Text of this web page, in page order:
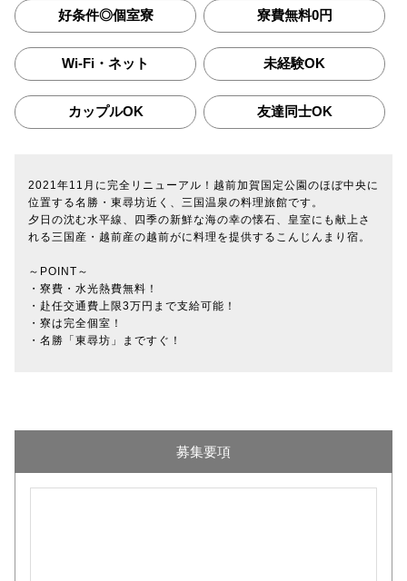
好条件◎個室寮 寮費無料0円
Wi-Fi・ネット 未経験OK
カップルOK 友達同士OK
2021年11月に完全リニューアル！越前加賀国定公園のほぼ中央に
位置する名勝・東尋坊近く、三国温泉の料理旅館です。
夕日の沈む水平線、四季の新鮮な海の幸の懐石、皇室にも献上さ
れる三国産・越前産の越前がに料理を提供するこんじんまり宿。
～POINT～
・寮費・水光熱費無料！
・赴任交通費上限3万円まで支給可能！
・寮は完全個室！
・名勝「東尋坊」まですぐ！
募集要項